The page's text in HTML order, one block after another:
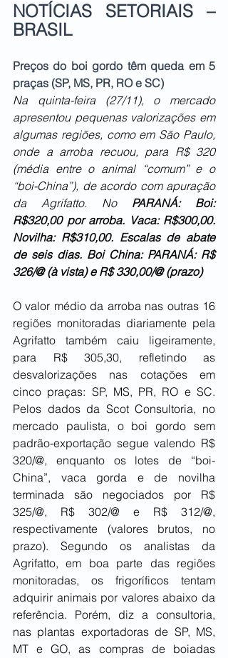
NOTÍCIAS SETORIAIS –
BRASIL
Preços do boi gordo têm queda em 5
praças (SP, MS, PR, RO e SC)
Na quinta-feira (27/11), o mercado
apresentou pequenas valorizações em
algumas regiões, como em São Paulo,
onde a arroba recuou, para R$ 320
(média entre o animal “comum” e o
“boi-China”), de acordo com apuração
da Agrifatto. No PARANÁ: Boi:
R$320,00 por arroba. Vaca: R$300,00.
Novilha: R$310,00. Escalas de abate
de seis dias. Boi China: PARANÁ: R$
326/@ (à vista) e R$ 330,00/@ (prazo)
O valor médio da arroba nas outras 16
regiões monitoradas diariamente pela
Agrifatto também caiu ligeiramente,
para R$ 305,30, refletindo as
desvalorizações nas cotações em
cinco praças: SP, MS, PR, RO e SC.
Pelos dados da Scot Consultoria, no
mercado paulista, o boi gordo sem
padrão-exportação segue valendo R$
320/@, enquanto os lotes de “boi-
China”, vaca gorda e de novilha
terminada são negociados por R$
325/@, R$ 302/@ e R$ 312/@,
respectivamente (valores brutos, no
prazo). Segundo os analistas da
Agrifatto, em boa parte das regiões
monitoradas, os frigoríficos tentam
adquirir animais por valores abaixo da
referência. Porém, diz a consultoria,
nas plantas exportadoras de SP, MS,
MT e GO, as compras de boiadas